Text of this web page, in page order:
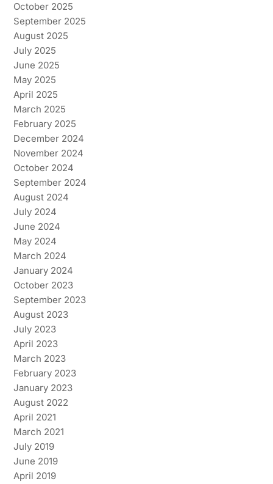
October 2025
September 2025
August 2025
July 2025
June 2025
May 2025
April 2025
March 2025
February 2025
December 2024
November 2024
October 2024
September 2024
August 2024
July 2024
June 2024
May 2024
March 2024
January 2024
October 2023
September 2023
August 2023
July 2023
April 2023
March 2023
February 2023
January 2023
August 2022
April 2021
March 2021
July 2019
June 2019
April 2019